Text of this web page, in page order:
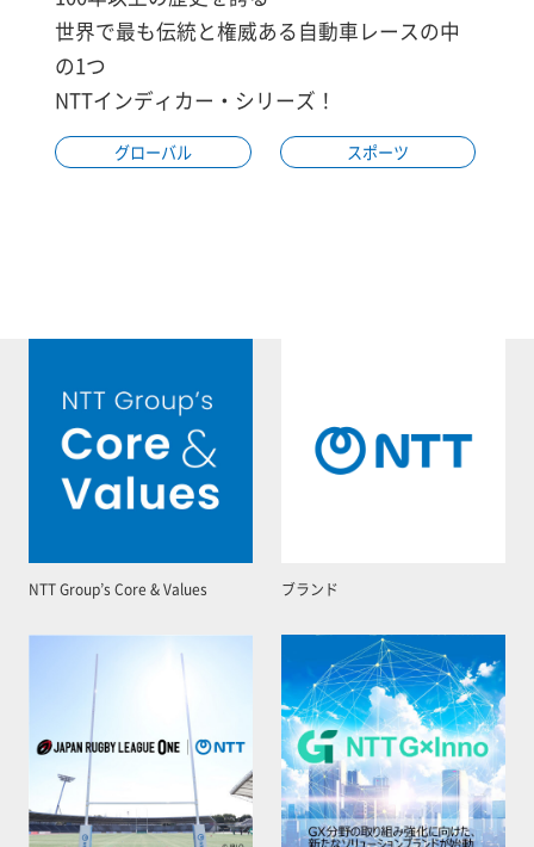
世界で最も伝統と権威ある自動車レースの中
の1つ
NTTインディカー・シリーズ！
グローバル スポーツ
NTT Group’s Core & Values ブランド